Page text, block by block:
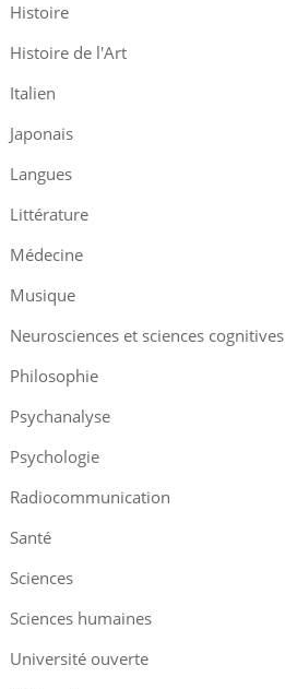
Histoire
Histoire de l'Art
Italien
Japonais
Langues
Littérature
Médecine
Musique
Neurosciences et sciences cognitives
Philosophie
Psychanalyse
Psychologie
Radiocommunication
Santé
Sciences
Sciences humaines
Université ouverte